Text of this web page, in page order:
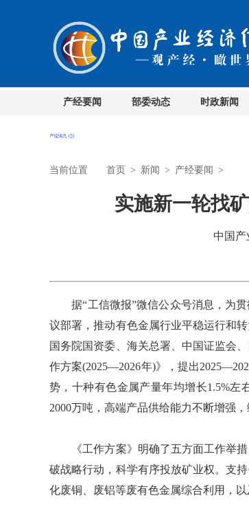
产经要闻 部委动态 时政新闻
当前位置 首页 > 新闻 > 产经要闻 >
实施新一轮找
中国
据“工信微报”微信公众号消息，为贯
议部署，推动有色金属行业平稳运行和
国务院国资委、海关总署、中国证监会
作方案(2025—2026年)》，提出
势，十种有色金属产量年均增长1.5%
2000万吨，高端产品供给能力不断增强
《工作方案》明确了五方面工作举措
破战略行动，科学有序投放矿业权。支
化废铜、废铝等废有色金属综合利用，